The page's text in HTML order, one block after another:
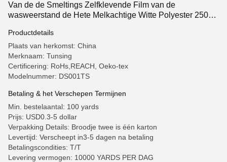
Van de de Smeltings Zelfklevende Film van de
wasweerstand de Hete Melkachtige Witte Polyester 250
Productdetails
Plaats van herkomst: China
Merknaam: Tunsing
Certificering: RoHs,REACH, Oeko-tex
Modelnummer: DS001TS
Betaling & het Verschepen Termijnen
Min. bestelaantal: 100 yards
Prijs: USD0.3-5 dollar
Verpakking Details: Broodje twee is één karton
Levertijd: Verscheept in3-5 dagen na betaling
Betalingscondities: T/T
Levering vermogen: 10000 YARDS PER DAG